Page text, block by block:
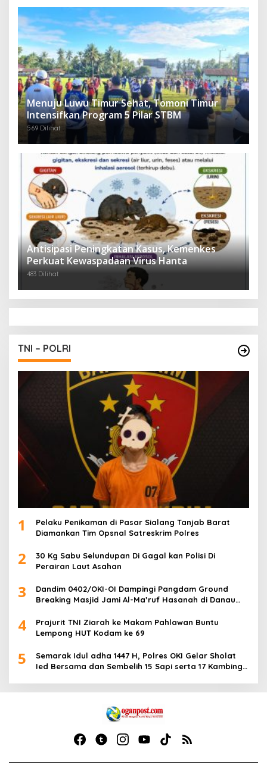
Menuju Luwu Timur Sehat, Tomoni Timur
Intensifkan Program 5 Pilar STBM
569 Dilihat
Antisipasi Peningkatan Kasus, Kemenkes
Perkuat Kewaspadaan Virus Hanta
483 Dilihat
TNI – POLRI
1
Pelaku Penikaman di Pasar Sialang Tanjab Barat
Diamankan Tim Opsnal Satreskrim Polres
2
30 Kg Sabu Selundupan Di Gagal kan Polisi Di
Perairan Laut Asahan
3
Dandim 0402/OKI-OI Dampingi Pangdam Ground
Breaking Masjid Jami Al-Ma’ruf Hasanah di Danau
4
Prajurit TNI Ziarah ke Makam Pahlawan Buntu
Lempong HUT Kodam ke 69
5
Semarak Idul adha 1447 H, Polres OKI Gelar Sholat
Ied Bersama dan Sembelih 15 Sapi serta 17 Kambing